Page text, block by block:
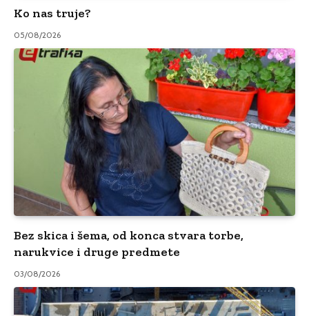
Ko nas truje?
05/08/2026
Bez skica i šema, od konca stvara torbe,
narukvice i druge predmete
03/08/2026